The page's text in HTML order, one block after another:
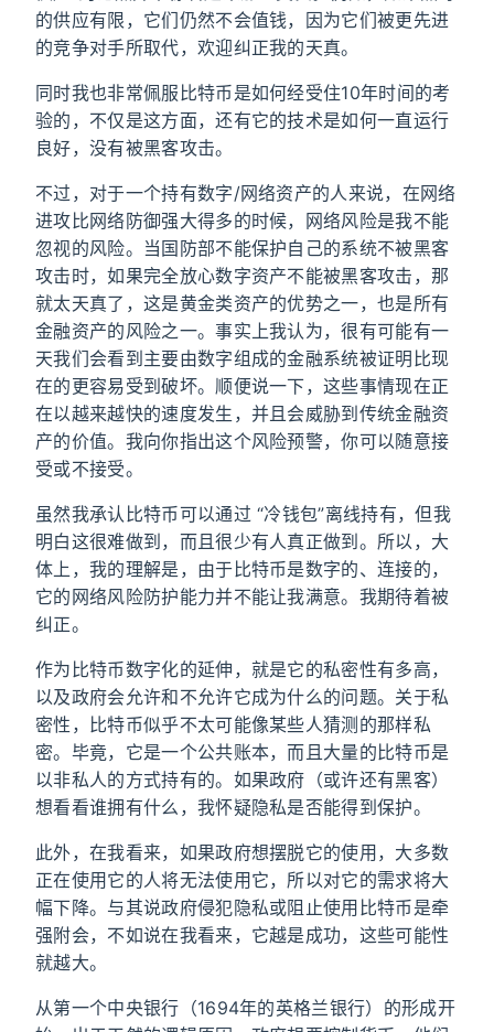
的供应有限，它们仍然不会值钱，因为它们被更先进
的竞争对手所取代，欢迎纠正我的天真。
同时我也非常佩服比特币是如何经受住10年时间的考
验的，不仅是这方面，还有它的技术是如何一直运行
良好，没有被黑客攻击。
不过，对于一个持有数字/网络资产的人来说，在网络
进攻比网络防御强大得多的时候，网络风险是我不能
忽视的风险。当国防部不能保护自己的系统不被黑客
攻击时，如果完全放心数字资产不能被黑客攻击，那
就太天真了，这是黄金类资产的优势之一，也是所有
金融资产的风险之一。事实上我认为，很有可能有一
天我们会看到主要由数字组成的金融系统被证明比现
在的更容易受到破坏。顺便说一下，这些事情现在正
在以越来越快的速度发生，并且会威胁到传统金融资
产的价值。我向你指出这个风险预警，你可以随意接
受或不接受。
虽然我承认比特币可以通过 “冷钱包”离线持有，但我
明白这很难做到，而且很少有人真正做到。所以，大
体上，我的理解是，由于比特币是数字的、连接的，
它的网络风险防护能力并不能让我满意。我期待着被
纠正。
作为比特币数字化的延伸，就是它的私密性有多高，
以及政府会允许和不允许它成为什么的问题。关于私
密性，比特币似乎不太可能像某些人猜测的那样私
密。毕竟，它是一个公共账本，而且大量的比特币是
以非私人的方式持有的。如果政府（或许还有黑客）
想看看谁拥有什么，我怀疑隐私是否能得到保护。
此外，在我看来，如果政府想摆脱它的使用，大多数
正在使用它的人将无法使用它，所以对它的需求将大
幅下降。与其说政府侵犯隐私或阻止使用比特币是牵
强附会，不如说在我看来，它越是成功，这些可能性
就越大。
从第一个中央银行（1694年的英格兰银行）的形成开